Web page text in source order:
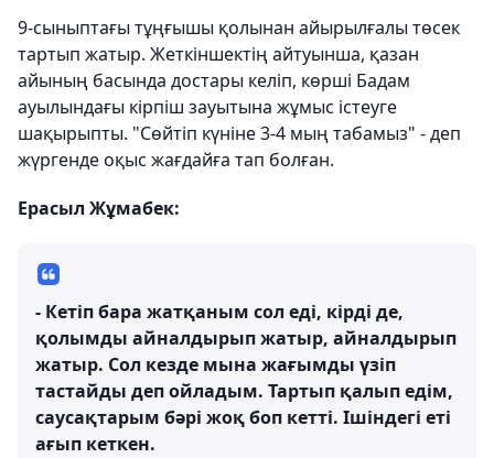
9-сыныптағы тұңғышы қолынан айырылғалы төсек
тартып жатыр. Жеткіншектің айтуынша, қазан
айының басында достары келіп, көрші Бадам
ауылындағы кірпіш зауытына жұмыс істеуге
шақырыпты. "Сөйтіп күніне 3-4 мың табамыз" - деп
жүргенде оқыс жағдайға тап болған.
Ерасыл Жұмабек:
- Кетіп бара жатқаным сол еді, кірді де,
қолымды айналдырып жатыр, айналдырып
жатыр. Сол кезде мына жағымды үзіп
тастайды деп ойладым. Тартып қалып едім,
саусақтарым бәрі жоқ боп кетті. Ішіндегі еті
ағып кеткен.